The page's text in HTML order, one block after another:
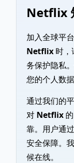
Netflix
加入全球平
Netflix 时，
务保护隐私
您的个人数
通过我们的
对 Netflix 的
靠。用户通过
安全保障。
候在线。